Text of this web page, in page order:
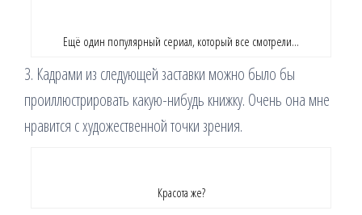
Ещё один популярный сериал, который все смотрели…
3. Кадрами из следующей заставки можно было бы
проиллюстрировать какую-нибудь книжку. Очень она мне
нравится с художественной точки зрения.
Красота же?